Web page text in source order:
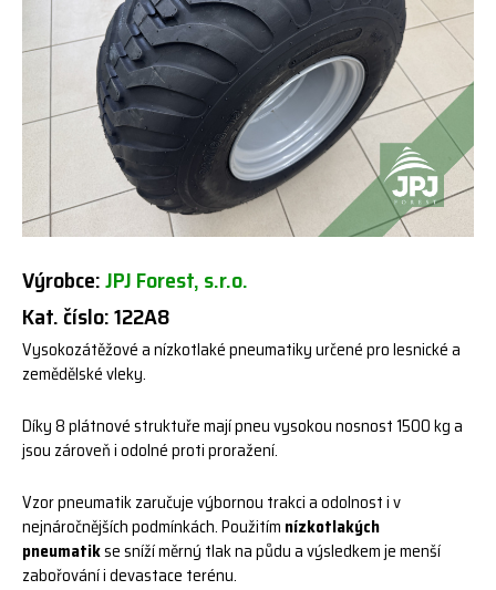
Výrobce:JPJ Forest, s.r.o.
Kat. číslo: 122A8
Vysokozátěžové a nízkotlaké pneumatiky určené pro lesnické a
zemědělské vleky.
Díky 8 plátnové struktuře mají pneu vysokou nosnost 1500 kg a
jsou zároveň i odolné proti proražení.
Vzor pneumatik zaručuje výbornou trakci a odolnost i v
nejnáročnějších podmínkách. Použitím nízkotlakých
pneumatikse sníží měrný tlak na půdu a výsledkem je menší
zabořování i devastace terénu.